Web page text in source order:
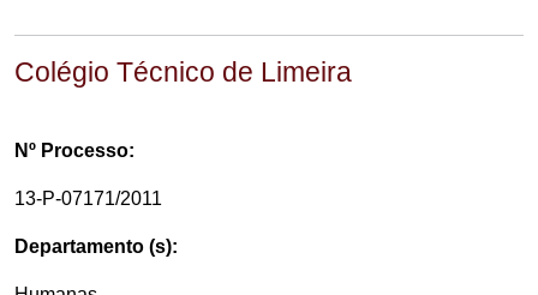
Colégio Técnico de Limeira
Nº Processo:
13-P-07171/2011
Departamento (s):